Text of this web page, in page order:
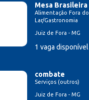
Mesa Brasileira
Alimentação Fora do
Lar/Gastronomia
Juiz de Fora - MG
1 vaga disponível
combate
Serviços (outros)
Juiz de Fora - MG